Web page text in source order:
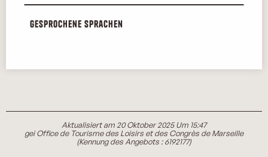
Gesprochene Sprachen
Gesprochene Sprachen
Aktualisiert am 20 Oktober 2025 Um 15:47
gei Office de Tourisme des Loisirs et des Congrès de Marseille
(Kennung des Angebots :6192177)